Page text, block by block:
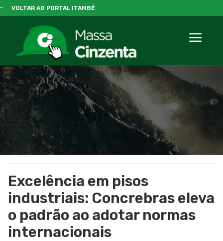
VOLTAR AO PORTAL ITAMBÉ
Excelência em pisos
industriais: Concrebras eleva
o padrão ao adotar normas
internacionais